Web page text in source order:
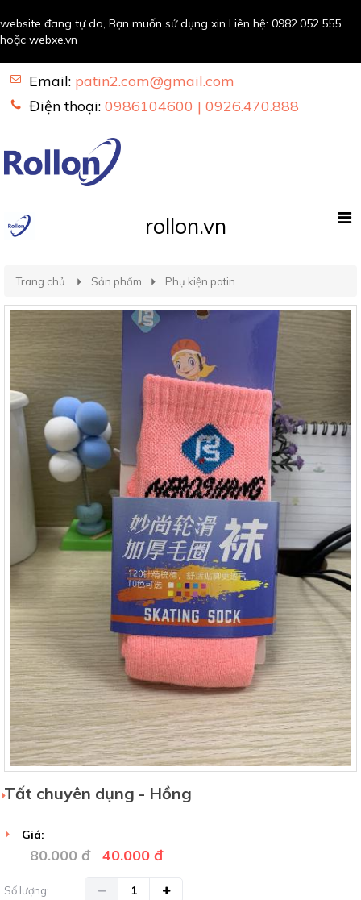
website đang tự do, Bạn muốn sử dụng xin Liên hệ: 0982.052.555
hoặc webxe.vn
Email: patin2.com@gmail.com
Điện thoại: 0986104600 | 0926.470.888
rollon.vn
Trang chủ Sản phẩm Phụ kiện patin
Tất chuyên dụng - Hồng
Giá:
80.000 đ 40.000 đ
Số lượng: